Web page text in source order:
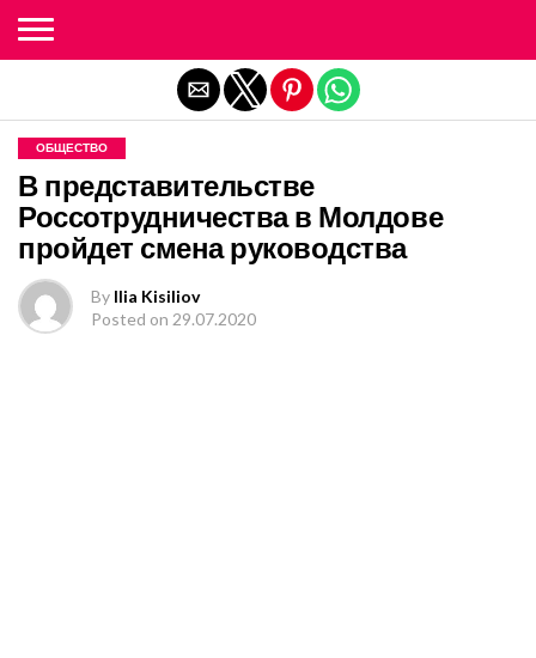
ОБЩЕСТВО
В представительстве
Россотрудничества в Молдове
пройдет смена руководства
By Ilia Kisiliov
Posted on 29.07.2020